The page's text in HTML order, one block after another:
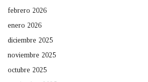
febrero 2026
enero 2026
diciembre 2025
noviembre 2025
octubre 2025